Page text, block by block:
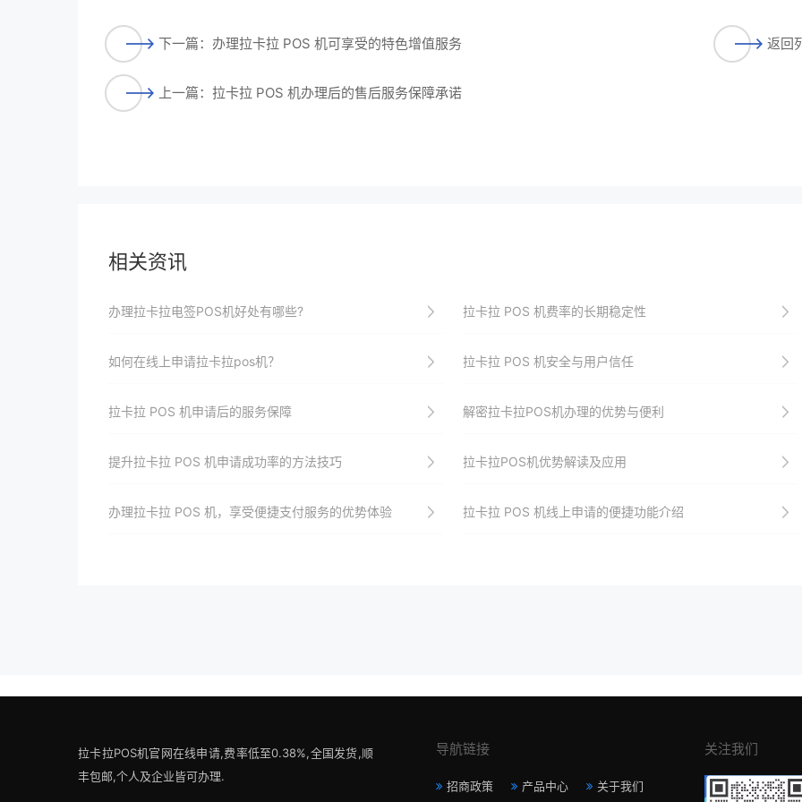
下一篇：办理拉卡拉 POS 机可享受的特色增值服务
上一篇：拉卡拉 POS 机办理后的售后服务保障承诺
返回
相关资讯
办理拉卡拉电签POS机好处有哪些? 拉卡拉 POS 机费率的长期稳定性
如何在线上申请拉卡拉pos机？ 拉卡拉 POS 机安全与用户信任
拉卡拉 POS 机申请后的服务保障 解密拉卡拉POS机办理的优势与便利
提升拉卡拉 POS 机申请成功率的方法技巧 拉卡拉POS机优势解读及应用
办理拉卡拉 POS 机，享受便捷支付服务的优势体验 拉卡拉 POS 机线上申请的便捷功能介绍
拉卡拉POS机官网在线申请,费率低至0.38%,全国发货,顺
丰包邮,个人及企业皆可办理.
导航链接
招商政策 产品中心
关于我们
关注我们